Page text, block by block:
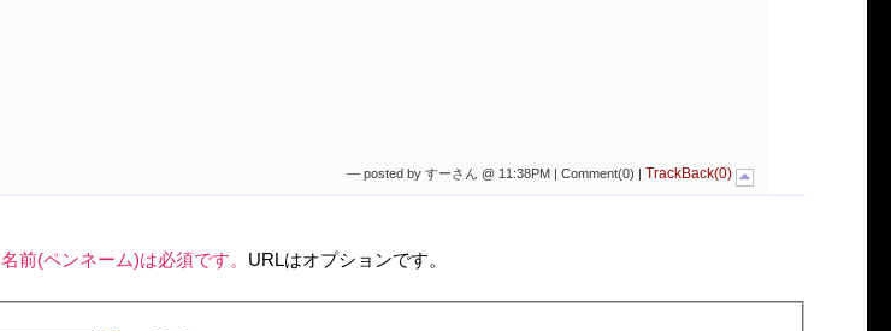
— posted by すーさん @ 11:38PM | Comment(0) TrackBack(0)
名前(ペンネーム)は必須です。 URLはオプションです。